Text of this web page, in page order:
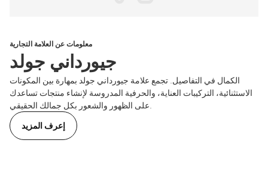
معلومات عن العلامة التجارية
جيورداني جولد
الكمال في التفاصيل. تجمع علامة جيورداني جولد بمهارة بين المكونات
الاستثنائية، التركيبات العناية، والحرفية المدروسة لإنشاء منتجات تساعدك
على الظهور والشعور بكل جمالك الحقيقي.
إعرف المزيد